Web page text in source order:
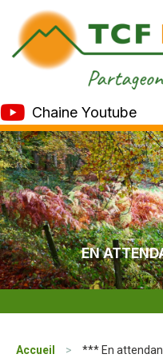
Chaine Youtube
EN
Accueil > *** En